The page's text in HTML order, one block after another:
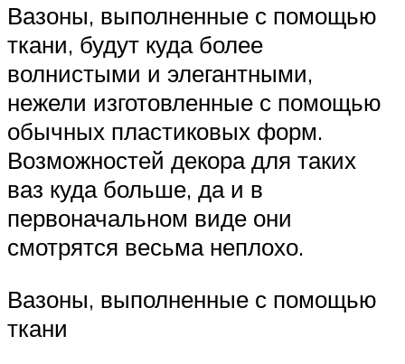
Вазоны, выполненные с помощью
ткани, будут куда более
волнистыми и элегантными,
нежели изготовленные с помощью
обычных пластиковых форм.
Возможностей декора для таких
ваз куда больше, да и в
первоначальном виде они
смотрятся весьма неплохо.
Вазоны, выполненные с помощью
ткани